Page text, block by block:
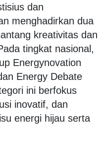
dan
menghadirkan dua
kreativitas dan
tingkat nasional,
Energynovation
Energy Debate
ini berfokus
inovatif, dan
energi hijau serta